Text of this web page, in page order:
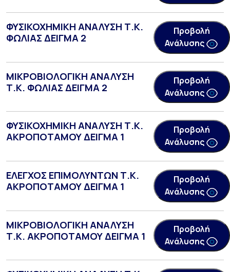
ΦΥΣΙΚΟΧΗΜΙΚΗ ΑΝΑΛΥΣΗ Τ.Κ.
ΦΩΛΙΑΣ ΔΕΙΓΜΑ 2
Προβολή
Ανάλυσης
ΜΙΚΡΟΒΙΟΛΟΓΙΚΗ ΑΝΑΛΥΣΗ
Τ.Κ. ΦΩΛΙΑΣ ΔΕΙΓΜΑ 2
Προβολή
Ανάλυσης
ΦΥΣΙΚΟΧΗΜΙΚΗ ΑΝΑΛΥΣΗ Τ.Κ.
ΑΚΡΟΠΟΤΑΜΟΥ ΔΕΙΓΜΑ 1
Προβολή
Ανάλυσης
ΕΛΕΓΧΟΣ ΕΠΙΜΟΛΥΝΤΩΝ Τ.Κ.
ΑΚΡΟΠΟΤΑΜΟΥ ΔΕΙΓΜΑ 1
Προβολή
Ανάλυσης
ΜΙΚΡΟΒΙΟΛΟΓΙΚΗ ΑΝΑΛΥΣΗ
Τ.Κ. ΑΚΡΟΠΟΤΑΜΟΥ ΔΕΙΓΜΑ 1
Προβολή
Ανάλυσης